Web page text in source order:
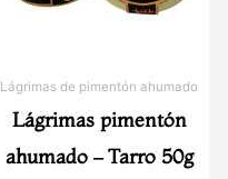
Lágrimas de pimentón ahumado
Lágrimas pimentón
ahumado – Tarro 50g